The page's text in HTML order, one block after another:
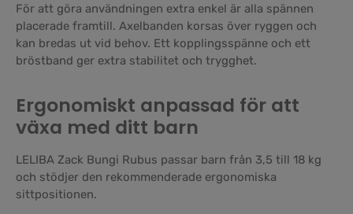
För att göra användningen extra enkel är alla spännen
placerade framtill. Axelbanden korsas över ryggen och
kan bredas ut vid behov. Ett kopplingsspänne och ett
bröstband ger extra stabilitet och trygghet.
Ergonomiskt anpassad för att
växa med ditt barn
LELIBA Zack Bungi Rubus passar barn från 3,5 till 18 kg
och stödjer den rekommenderade ergonomiska
sittpositionen.